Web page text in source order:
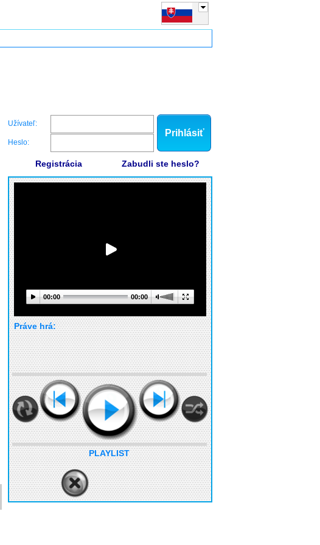
Užívateľ:
Heslo:
Prihlásiť
Registrácia Zabudli ste heslo?
00:00 00:00
Práve hrá:
PLAYLIST